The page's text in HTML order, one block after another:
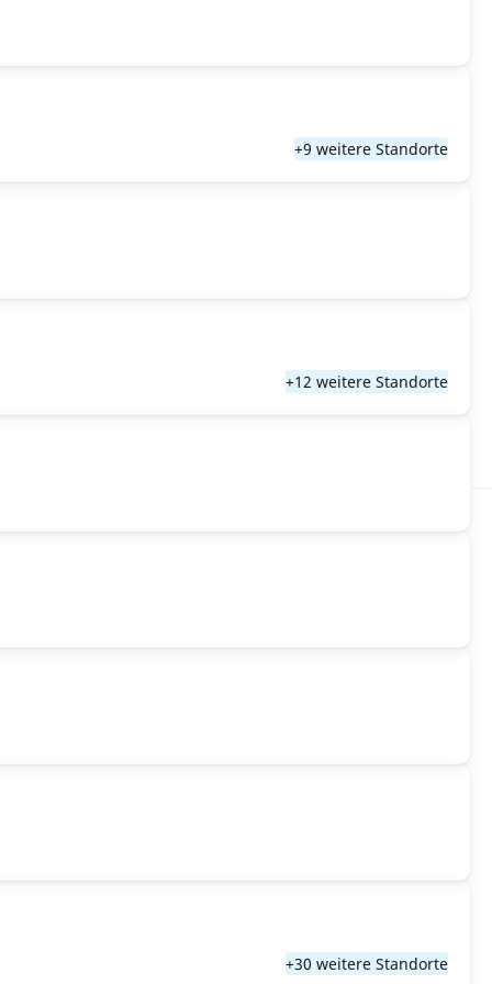
+9 weitere Standorte
+12 weitere Standorte
+30 weitere Standorte